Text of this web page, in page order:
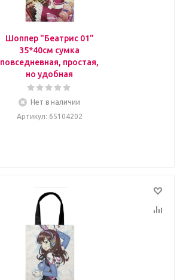
Шоппер "Беатрис 01"
35*40см сумка
повседневная, простая,
но удобная
Нет в наличии
Артикул: 65104202